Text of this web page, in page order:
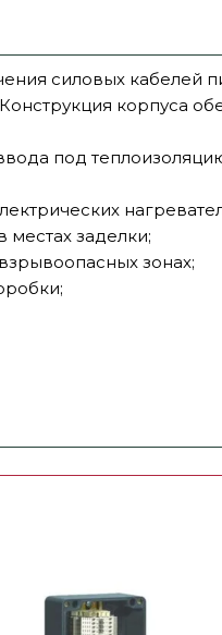
силовых кабелей
корпуса
под
заделки;
зонах;